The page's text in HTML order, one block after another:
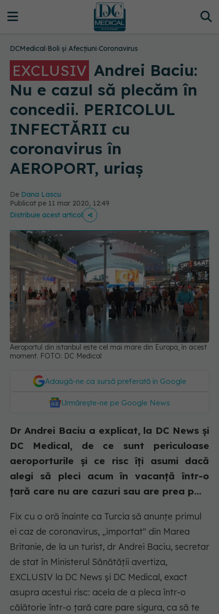
DCMedical›Boli și Afecțiuni›Coronavirus
EXCLUSIV Andrei Baciu:
Nu e cazul să plecăm în
concedii. PERICOLUL
INFECTĂRII cu
coronavirus în
AEROPORT, uriaș
De Dana Lascu
Publicat pe 11 mar 2020, 12:49
Distribuie acest articol
Aeroportul din istanbul este cel mai mare din Europa, în acest
moment. FOTO: DC Medical
Adaugă-ne ca sursă preferată în Google
Urmărește-ne pe Google News
Dr Andrei Baciu a explicat, la DC News și
DC Medical, de ce sunt periculoase
aeroporturile și ce risc îți asumi dacă
alegi să pleci acum în vacanță într-o
țară care nu are cazuri sau are prea p...
Fix cu o oră înainte ca Turcia să anunțe primul
ei caz de coronavirus, „importat" din Marea
Britanie, de la un turist, dr Andrei Baciu, secretar
de stat în Ministerul Sănătății avertiza,
EXCLUSIV la DC News și DC Medical, exact
asupra acestui risc: acela de a pleca într-o
călătorie într-o țară care pare sigura, ca să te